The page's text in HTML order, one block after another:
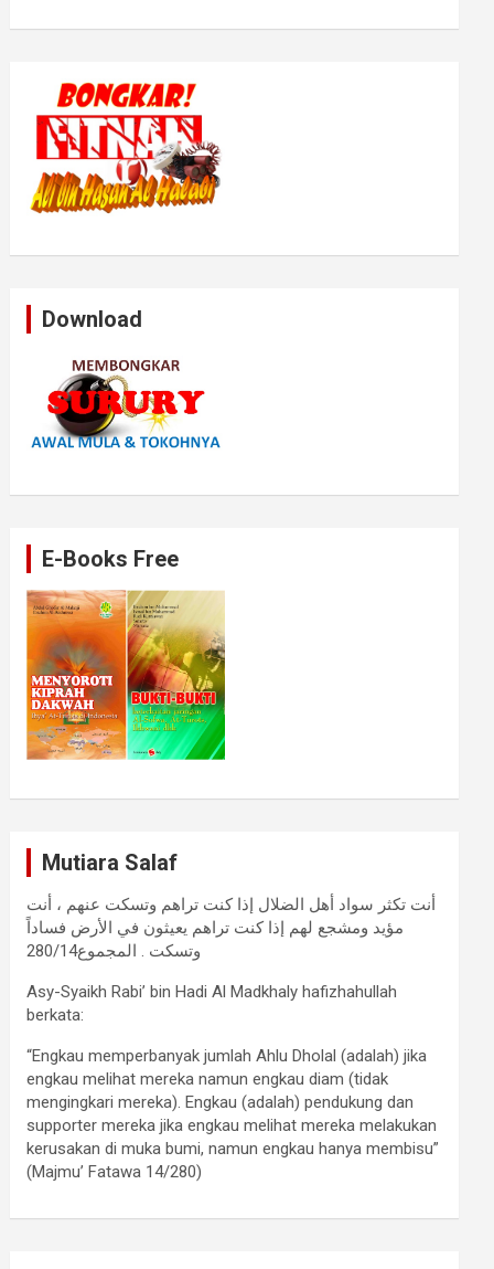
Download
E-Books Free
Mutiara Salaf
أنت تكثر سواد أهل الضلال إذا كنت تراهم وتسكت عنهم ، أنت
مؤيد ومشجع لهم إذا كنت تراهم يعيثون في الأرض فساداً
وتسكت . المجموع280/14
Asy-Syaikh Rabi’ bin Hadi Al Madkhaly hafizhahullah
berkata:
“Engkau memperbanyak jumlah Ahlu Dholal (adalah) jika
engkau melihat mereka namun engkau diam (tidak
mengingkari mereka). Engkau (adalah) pendukung dan
supporter mereka jika engkau melihat mereka melakukan
kerusakan di muka bumi, namun engkau hanya membisu”
(Majmu’ Fatawa 14/280)